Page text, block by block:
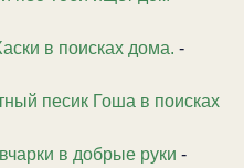
в поисках дома. -
песик Гоша в поисках
в добрые руки -